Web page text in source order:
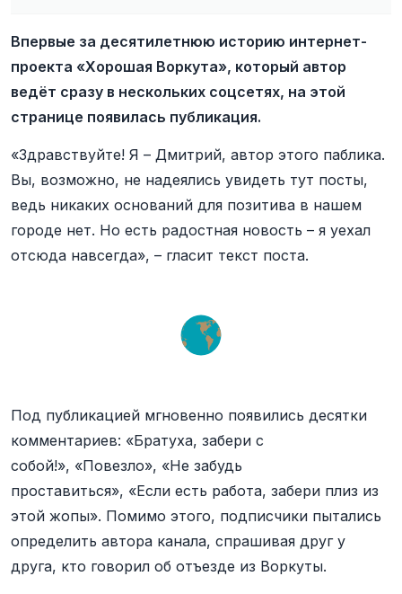
Впервые за десятилетнюю историю интернет-
проекта «Хорошая Воркута», который автор
ведёт сразу в нескольких соцсетях, на этой
странице появилась публикация.
«Здравствуйте! Я – Дмитрий, автор этого паблика.
Вы, возможно, не надеялись увидеть тут посты,
ведь никаких оснований для позитива в нашем
городе нет. Но есть радостная новость – я уехал
отсюда навсегда», – гласит текст поста.
Под публикацией мгновенно появились десятки
комментариев: «Братуха, забери с
собой!», «Повезло», «Не забудь
проставиться», «Если есть работа, забери плиз из
этой жопы». Помимо этого, подписчики пытались
определить автора канала, спрашивая друг у
друга, кто говорил об отъезде из Воркуты.